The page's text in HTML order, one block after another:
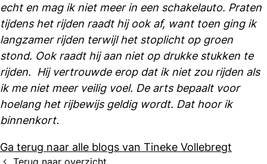
echt en mag ik niet meer in een schakelauto. Praten
tijdens het rijden raadt hij ook af, want toen ging ik
langzamer rijden terwijl het stoplicht op groen
stond. Ook raadt hij aan niet op drukke stukken te
rijden. Hij vertrouwde erop dat ik niet zou rijden als
ik me niet meer veilig voel. De arts bepaalt voor
hoelang het rijbewijs geldig wordt. Dat hoor ik
binnenkort.
Ga terug naar alle blogs van Tineke Vollebregt
Terug naar overzicht